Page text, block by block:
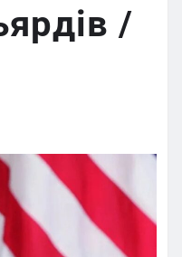
/